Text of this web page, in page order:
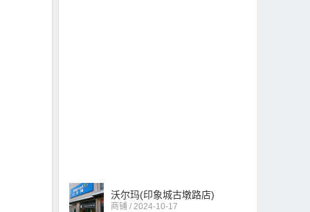
沃尔玛(印象城古墩路店)
商铺 / 2024-10-17